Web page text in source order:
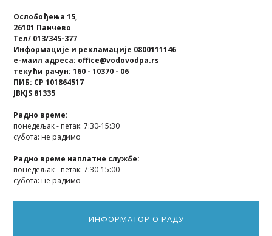
Ослобођења 15,
26101 Панчево
Тел/ 013/345-377
Информације и рекламације 0800111146
е-маил адреса: office@vodovodpa.rs
текући рачун: 160 - 10370 - 06
ПИБ: СР 101864517
JBKJS 81335
Радно време:
понедељак - петак: 7:30-15:30
субота: не радимо
Радно време наплатне службе:
понедељак - петак: 7:30-15:00
субота: не радимо
ИНФОРМАТОР О РАДУ